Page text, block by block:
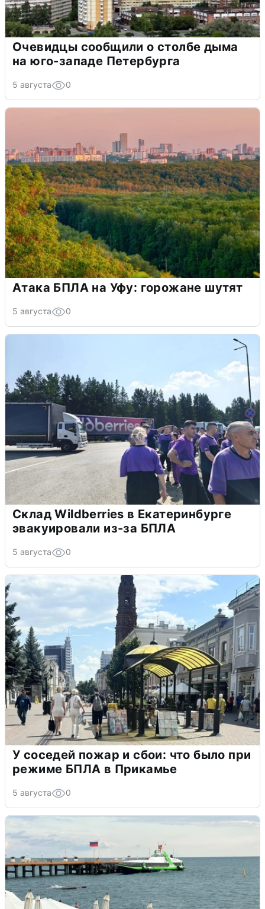
Очевидцы сообщили о столбе дыма
на юго-западе Петербурга
5 августа 0
Атака БПЛА на Уфу: горожане шутят
5 августа 0
Склад Wildberries в Екатеринбурге
эвакуировали из-за БПЛА
5 августа 0
У соседей пожар и сбои: что было при
режиме БПЛА в Прикамье
5 августа 0